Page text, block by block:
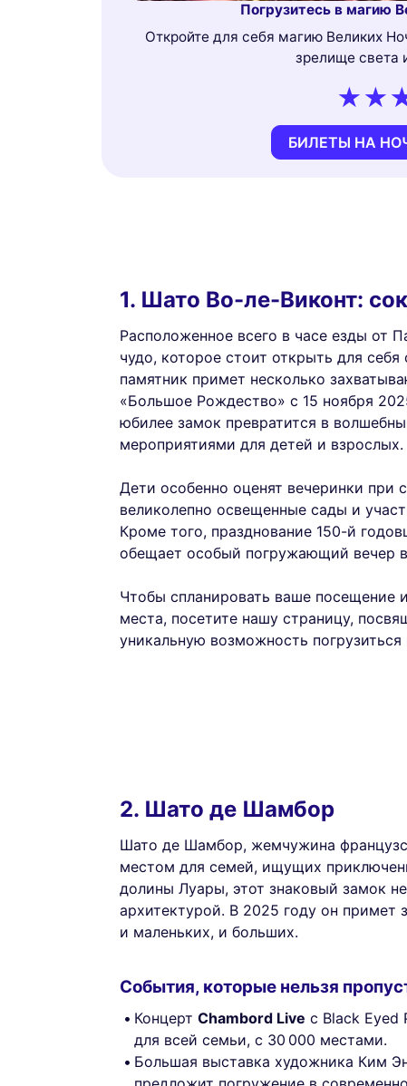
Погрузитесь в магию
Откройте для себя магию Великих
зрелище света
БИЛЕТЫ НА
1. Шато Во-ле-Виконт:
Расположенное всего в часе езды
чудо, которое стоит открыть для
памятник примет несколько
«Большое Рождество» с 15 ноября
юбилее замок превратится в
мероприятиями для детей и взрослых.
Дети особенно оценят вечеринки при
великолепно освещенные сады и
Кроме того, празднование 150-й
обещает особый погружающий вечер
Чтобы спланировать ваше посещение
места, посетите нашу страницу,
уникальную возможность
2. Шато де Шамбор
Шато де Шамбор, жемчужина
местом для семей, ищущих
долины Луары, этот знаковый замок
архитектурой. В 2025 году он
и маленьких, и больших.
События, которые нельзя
Концерт Chambord Live с Black Eyed
для всей семьи, с 30 000 местами.
Большая выставка художника Ким